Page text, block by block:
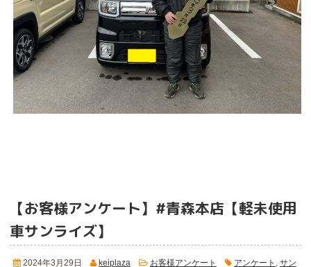
【お客様アンケート】#青森本店【軽未使用
車サンライズ】
2024年3月29日 keiplaza お客様アンケート アンケート
サン